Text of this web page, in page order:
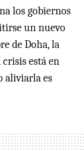
los gobiernos
un nuevo
de Doha, la
crisis está en
aliviarla es